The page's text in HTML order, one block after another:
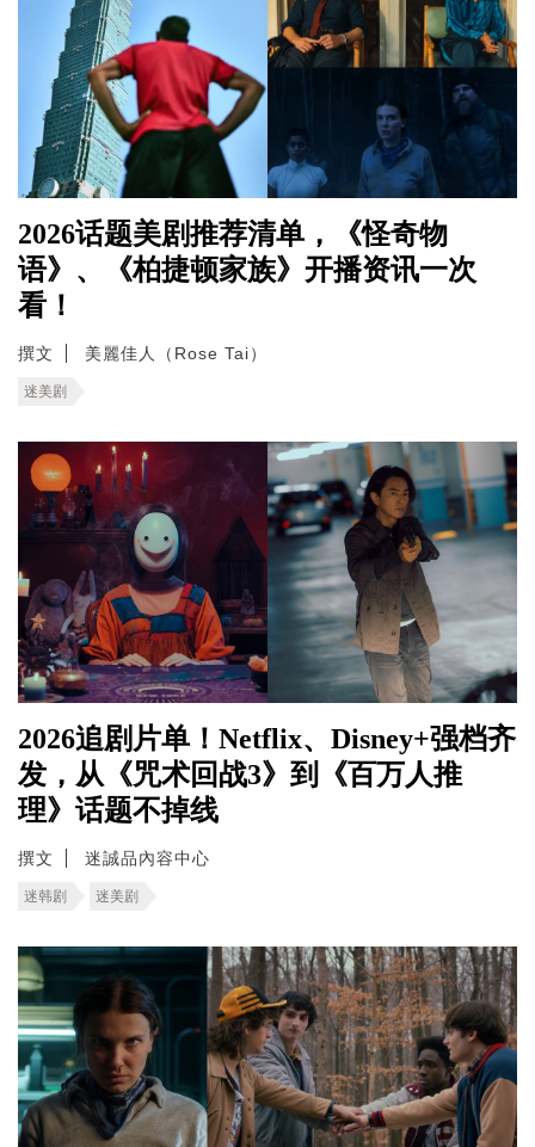
2026话题美剧推荐清单，《怪奇物
语》、《柏捷顿家族》开播资讯一次
看！
撰文 美麗佳人（Rose Tai）
迷美剧
2026追剧片单！Netflix、Disney+强档齐
发，从《咒术回战3》到《百万人推
理》话题不掉线
撰文 迷誠品內容中心
迷韩剧 迷美剧